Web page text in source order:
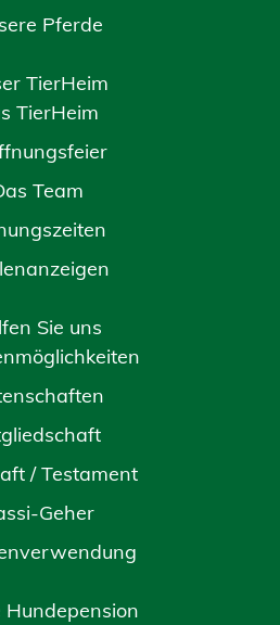
Pferde
TierHeim
TierHeim
Team
Sie uns
/ Testament
Geher
Hundepension